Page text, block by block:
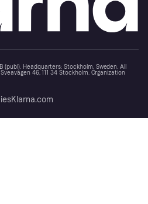
Headquarters: Stockholm, Sweden. All
46, 111 34 Stockholm. Organization
Klarna.com